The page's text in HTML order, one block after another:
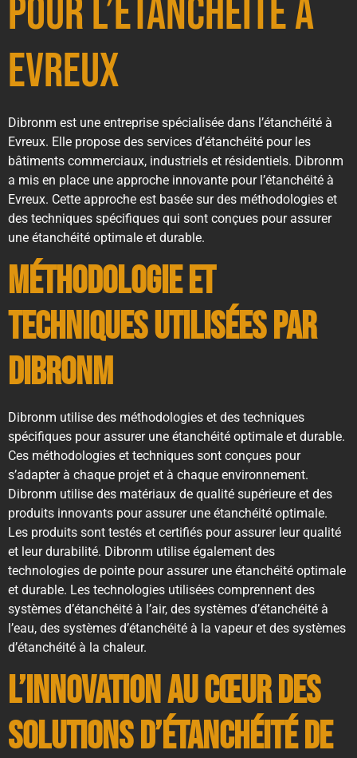
pour l’Étanchéité à
Evreux
Dibronm est une entreprise spécialisée dans l’étanchéité à
Evreux. Elle propose des services d’étanchéité pour les
bâtiments commerciaux, industriels et résidentiels. Dibronm
a mis en place une approche innovante pour l’étanchéité à
Evreux. Cette approche est basée sur des méthodologies et
des techniques spécifiques qui sont conçues pour assurer
une étanchéité optimale et durable.
Méthodologie et
techniques utilisées par
Dibronm
Dibronm utilise des méthodologies et des techniques
spécifiques pour assurer une étanchéité optimale et durable.
Ces méthodologies et techniques sont conçues pour
s’adapter à chaque projet et à chaque environnement.
Dibronm utilise des matériaux de qualité supérieure et des
produits innovants pour assurer une étanchéité optimale.
Les produits sont testés et certifiés pour assurer leur qualité
et leur durabilité. Dibronm utilise également des
technologies de pointe pour assurer une étanchéité optimale
et durable. Les technologies utilisées comprennent des
systèmes d’étanchéité à l’air, des systèmes d’étanchéité à
l’eau, des systèmes d’étanchéité à la vapeur et des systèmes
d’étanchéité à la chaleur.
L’innovation au cœur des
solutions d’étanchéité de